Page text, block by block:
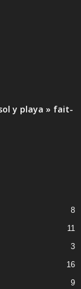
y playa » fait-
8
11
3
16
9